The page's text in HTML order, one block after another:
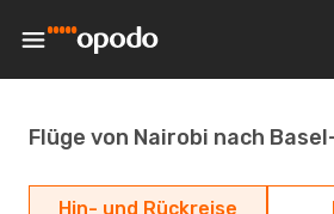
Flüge von Nairobi nach
Hin- und Rückreise